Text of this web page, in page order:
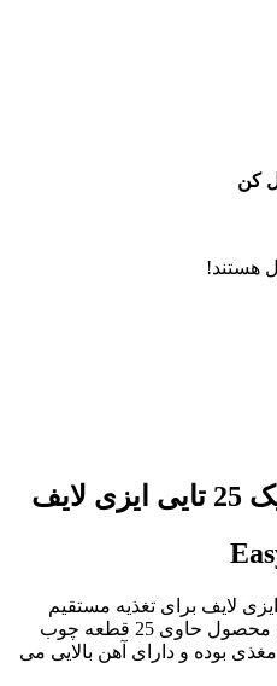
کن
هستند!
روت استیک 25 تایی ایزی لایف برای تغذیه مستقیم
گیاهان از ریشه ایده آل است. این محصول حاوی 25 قطعه چوب
بوده و دارای آهن بالایی می